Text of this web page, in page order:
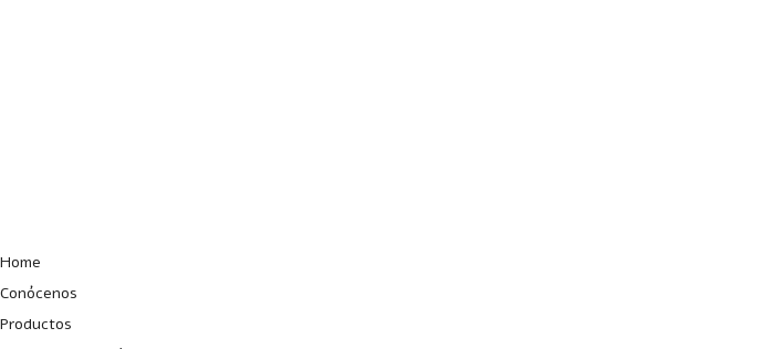
Home
Conócenos
Productos